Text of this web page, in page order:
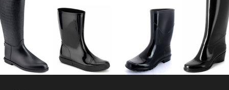
STAMPI E MACCHINARI
COMUNICAZIONE